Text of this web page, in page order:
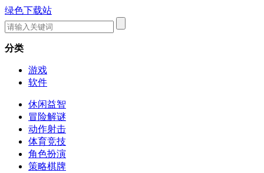
绿色下载站
分类
游戏
软件
休闲益智
冒险解谜
动作射击
体育竞技
角色扮演
策略棋牌